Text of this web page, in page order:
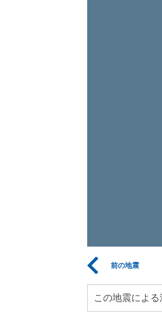
前の地震
この地震による